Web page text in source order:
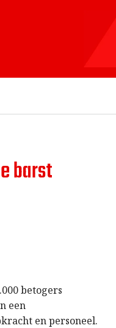
barst
betogers
een
en personeel.